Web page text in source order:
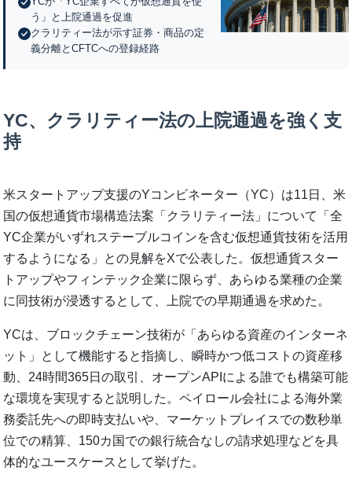
う」と上院通過を促進
クラリティー法が示す証券・商品の定
義分離とCFTCへの登録経路
YC、クラリティー法の上院通過を強く支
持
米スタートアップ支援のYコンビネーター（YC）は11日、米
国の仮想通貨市場構造法案「クラリティー法」について「全
YC企業がいずれステーブルコインを含む仮想通貨技術を活用
するようになる」との見解をXで公表した。仮想通貨スター
トアップやフィンテック企業に限らず、あらゆる業種の企業
に同技術が浸透するとして、上院での早期通過を求めた。
YCは、ブロックチェーン技術が「あらゆる資産のインターネ
ット」として機能すると指摘し、瞬時かつ低コストの資産移
動、24時間365日の取引、オープンAPIによる誰でも構築可能
な環境を実現すると説明した。ペイロール会社による海外業
務委託先への即時支払いや、マーケットプレイスでの数秒単
位での精算、150カ国での銀行統合なしの請求処理などを具
体的なユースケースとして挙げた。